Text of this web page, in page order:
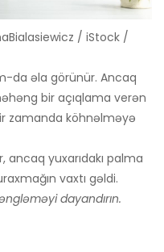
/ iStock /
da əla görünür. Ancaq
bir açıqlama verən
zamanda köhnəlməyə
ancaq yuxarıdakı palma
vaxtı gəldi.
dayandırın.